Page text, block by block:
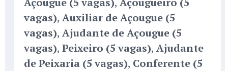
vagas), Auxiliar de Açougue (5
vagas), Ajudante de Açougue (5
vagas), Peixeiro (5 vagas), Ajudante
de Peixaria (5 vagas), Conferente (5